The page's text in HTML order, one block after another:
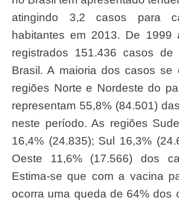
atingindo 3,2 casos para
habitantes em 2013. De 1999
registrados 151.436 casos de
Brasil. A maioria dos casos se
regiões Norte e Nordeste do
representam 55,8% (84.501)
neste período. As regiões
16,4% (24.835); Sul 16,3%
Oeste 11,6% (17.566) dos
Estima-se que com a vacina
ocorra uma queda de 64% dos